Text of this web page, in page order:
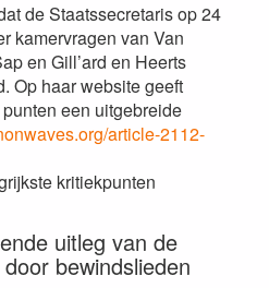
de Staatssecretaris op 24
kamervragen van Van
en Gill’ard en Heerts
Op haar website geeft
een uitgebreide
article-2112-
kritiekpunten
uitleg van de
bewindslieden